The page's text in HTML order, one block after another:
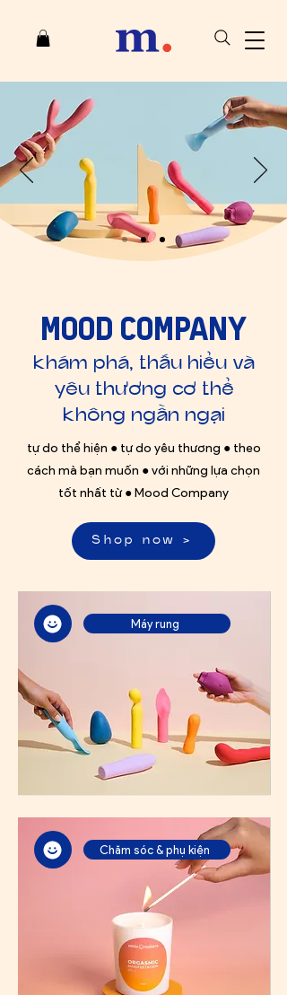
mood company
khám phá, thấu hiểu và
yêu thương ​ cơ thể
không ngần ngại
tự do thể hiện ● tự do yêu thương ● theo
cách mà bạn muốn ● với những lựa chọn
tốt nhất từ ● Mood Company
Shop now >
Máy rung
Chăm sóc & phụ kiện